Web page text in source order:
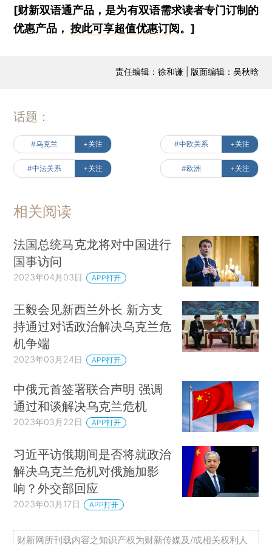
[财新双语通产品，是为有双语需求读者专门订制的
优惠产品，按此可享超值优惠订阅 。]
责任编辑：徐和谦 | 版面编辑：吴秋晗
话题：
#乌克兰 +关注 #中欧关系 +关注
#中法关系 +关注 #欧洲 +关注
相关阅读
法国总统马克龙将对中国进行
国事访问
2023年04月03日 APP打开
王毅会见新西兰外长 新方支
持通过对话政治解决乌克兰危
机争端
2023年03月24日 APP打开
中俄元首签署联合声明 强调
通过和谈解决乌克兰危机
2023年03月22日 APP打开
习近平访俄期间是否将就政治
解决乌克兰危机对俄施加影
响？外交部回应
2023年03月17日 APP打开
财新网所刊载内容之知识产权为财新传媒及/或相关权利人